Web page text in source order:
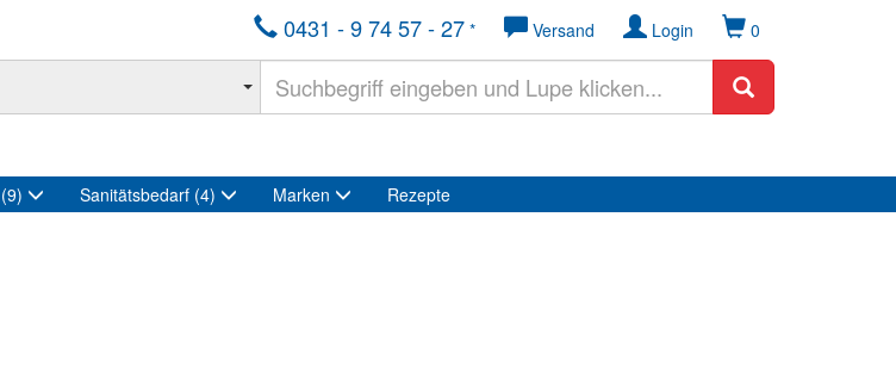
0
Login
Versand
0431 - 9 74 57 - 27 *
(9) Sanitätsbedarf (4) Marken Rezepte